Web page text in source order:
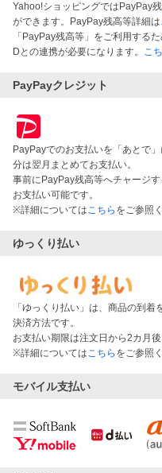
Yahoo!ショッピングではPayPay
ができます。PayPay残高等詳細は
「PayPay残高等」をご利用する
Dとの連携が必要になります。 こ
PayPayクレジット
PayPayでのお支払いを「あとで
分は翌月まとめてお支払い。
事前にPayPay残高等へチャージ
お支払い可能です。
※詳細についてはこちら をご参照
ゆっくり払い
「ゆっくり払い」は、商品の到
決済方法です。
お支払い期限は注文日から2カ月後
※詳細についてはこちら をご参照
モバイル支払い